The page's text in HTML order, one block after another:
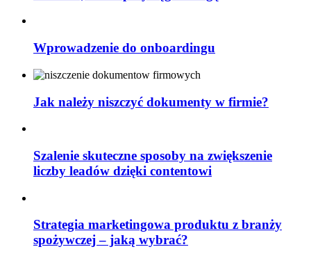
Wprowadzenie do onboardingu
Jak należy niszczyć dokumenty w firmie?
Szalenie skuteczne sposoby na zwiększenie
liczby leadów dzięki contentowi
Strategia marketingowa produktu z branży
spożywczej – jaką wybrać?